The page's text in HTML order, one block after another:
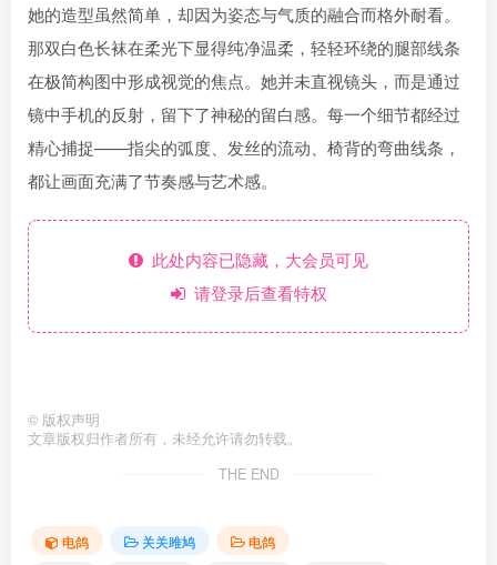
她的造型虽然简单，却因为姿态与气质的融合而格外耐看。
那双白色长袜在柔光下显得纯净温柔，轻轻环绕的腿部线条
在极简构图中形成视觉的焦点。她并未直视镜头，而是通过
镜中手机的反射，留下了神秘的留白感。每一个细节都经过
精心捕捉——指尖的弧度、发丝的流动、椅背的弯曲线条，
都让画面充满了节奏感与艺术感。
此处内容已隐藏，大会员可见
请登录后查看特权
© 版权声明
文章版权归作者所有，未经允许请勿转载。
THE END
电鸽 关关雎鸠
电鸽